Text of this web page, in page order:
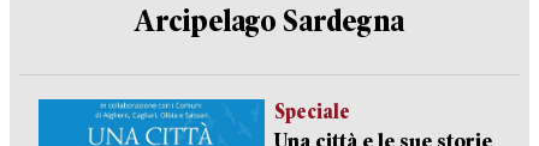
Arcipelago Sardegna
Speciale